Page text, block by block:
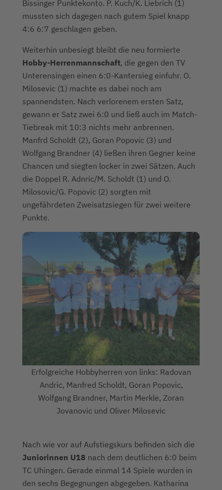
Bissinger Punktekonto. P. Kuch/K. Liebrich (1)
mussten sich dagegen nach gutem Spiel knapp
4:6 6:7 geschlagen geben.
Weiterhin unbesiegt bleibt die neu formierte
Hobby-Herrenmannschaft, die gegen den TV
Unterensingen einen 6:0-Kantersieg einfuhr. O.
Milosevic (1) machte es dabei noch am
spannendsten. Nach verlorenem ersten Satz,
gewann er Satz zwei 6:0 und ließ auch im Match-
Tiebreak mit 10:3 nichts mehr anbrennen.
Manfrd Scholdt (2), Goran Popovic (3) und
Wolfgang Brandner (4) ließen ihren Gegner keine
Chancen und siegten locker in zwei Sätzen. Auch
die Doppel R. Adnric/M. Scholdt (1) und O.
Milosovic/G. Popovic (2) sorgten mit
ungefährdeten Zweisatzsiegen für zwei weitere
Punkte.
Erfolgreiche Hobbyherren von links: Radovan
Andric, Manfred Scholdt, Goran Popovic,
Wolfgang Brandner, Martin Merkle, Zoran
Jovanovic und Oliver Milosevic
Nach wie vor auf Aufstiegskurs befinden sich die
Juniorinnen U18 nach dem deutlichen 6:0 beim
TC Uhingen. Gerade einmal 14 Spiele wurden in
den sechs Begegnungen abgegeben. Katharina